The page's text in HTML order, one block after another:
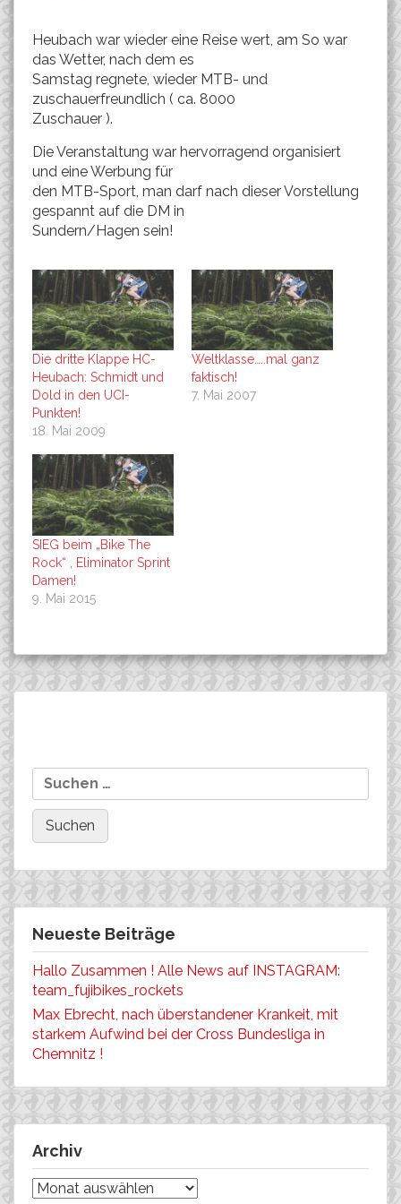
Heubach war wieder eine Reise wert, am So war
das Wetter, nach dem es
Samstag regnete, wieder MTB- und
zuschauerfreundlich ( ca. 8000
Zuschauer ).
Die Veranstaltung war hervorragend organisiert
und eine Werbung für
den MTB-Sport, man darf nach dieser Vorstellung
gespannt auf die DM in
Sundern/Hagen sein!
Die dritte Klappe HC-
Heubach: Schmidt und
Dold in den UCI-
Punkten!
18. Mai 2009
Weltklasse…..mal ganz
faktisch!
7. Mai 2007
SIEG beim „Bike The
Rock“ , Eliminator Sprint
Damen!
9. Mai 2015
Neueste Beiträge
Hallo Zusammen ! Alle News auf INSTAGRAM:
team_fujibikes_rockets
Max Ebrecht, nach überstandener Krankeit, mit
starkem Aufwind bei der Cross Bundesliga in
Chemnitz !
Archiv
Archiv